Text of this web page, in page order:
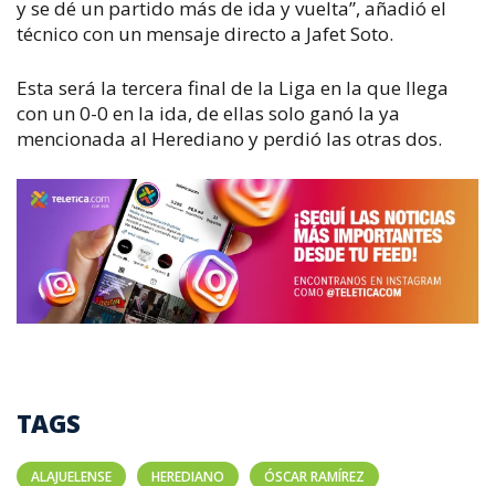
y se dé un partido más de ida y vuelta”, añadió el
técnico con un mensaje directo a Jafet Soto.
Esta será la tercera final de la Liga en la que llega
con un 0-0 en la ida, de ellas solo ganó la ya
mencionada al Herediano y perdió las otras dos.
TAGS
ALAJUELENSE HEREDIANO ÓSCAR RAMÍREZ